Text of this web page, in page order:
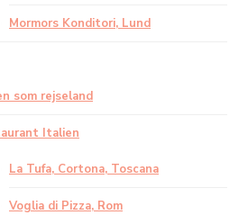
Mormors Konditori, Lund
som rejseland
Italien
La Tufa, Cortona, Toscana
Voglia di Pizza, Rom